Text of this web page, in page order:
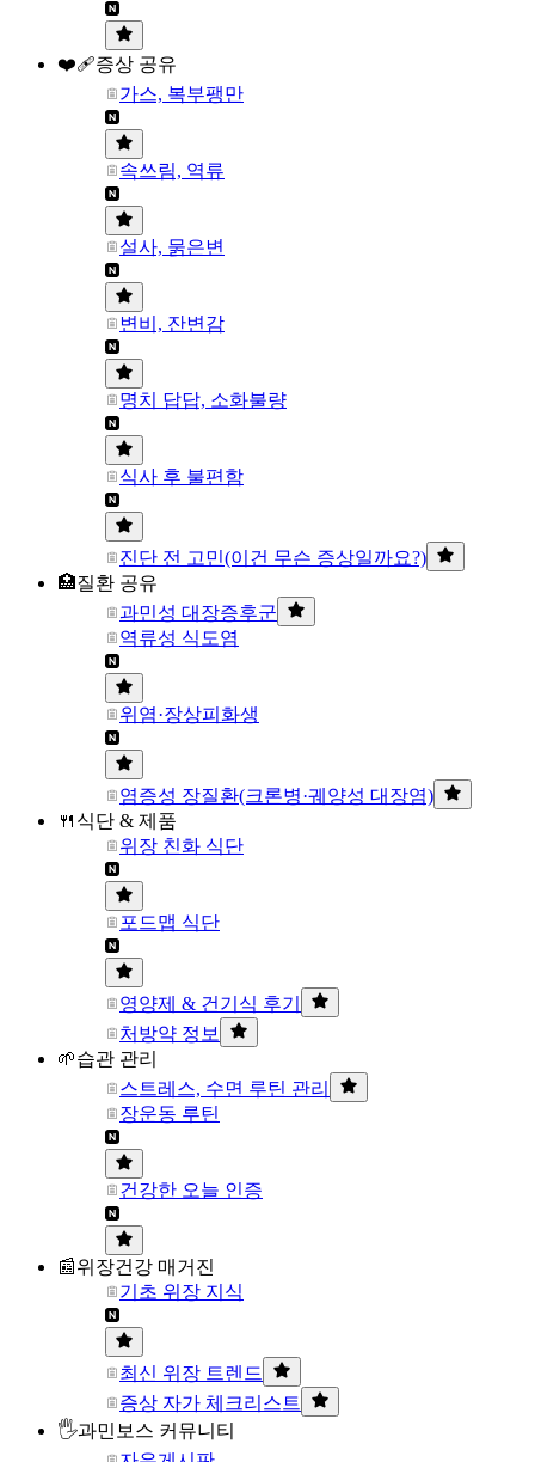
❤️‍🩹증상 공유
가스, 복부팽만
속쓰림, 역류
설사, 묽은변
변비, 잔변감
명치 답답, 소화불량
식사 후 불편함
진단 전 고민(이건 무슨 증상일까요?)
🏥질환 공유
과민성 대장증후군
역류성 식도염
위염·장상피화생
염증성 장질환(크론병·궤양성 대장염)
🍴식단 & 제품
위장 친화 식단
포드맵 식단
영양제 & 건기식 후기
처방약 정보
🌱습관 관리
스트레스, 수면 루틴 관리
장운동 루틴
건강한 오늘 인증
📰위장건강 매거진
기초 위장 지식
최신 위장 트렌드
증상 자가 체크리스트
🖐과민보스 커뮤니티